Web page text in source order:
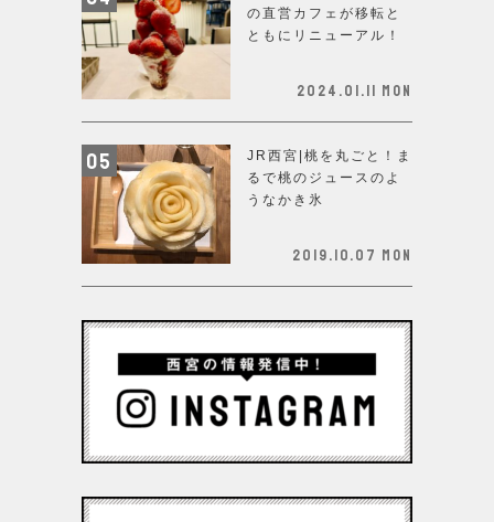
の直営カフェが移転と
ともにリニューアル！
2024.01.11 Mon
JR西宮|桃を丸ごと！ま
るで桃のジュースのよ
うなかき氷
2019.10.07 Mon